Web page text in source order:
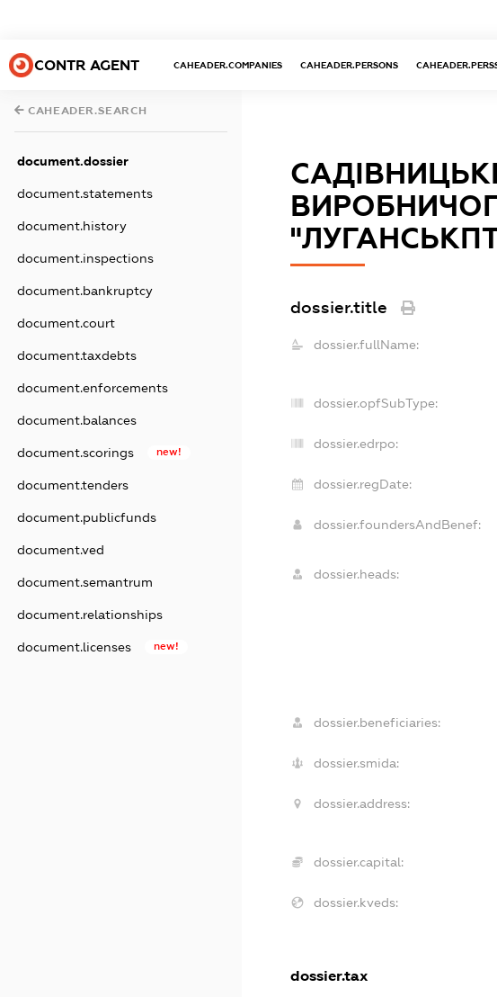
CONTR AGENT CAHEADER.COMPANIES CAHEADER.PERSONS
CAHEADER.SEARCH
document.dossier
document.statements
document.history
document.inspections
document.bankruptcy
document.court
document.taxdebts
document.enforcements
document.balances
document.scorings new!
document.tenders
document.publicfunds
document.ved
document.semantrum
document.relationships
document.licenses new!
dossier.title
dossier.fullName:
dossier.opfSubType:
dossier.edrpo:
dossier.regDate:
dossier.foundersAndBenef:
dossier.heads:
dossier.beneficiaries:
dossier.smida:
dossier.address:
dossier.capital:
dossier.kveds:
dossier.tax